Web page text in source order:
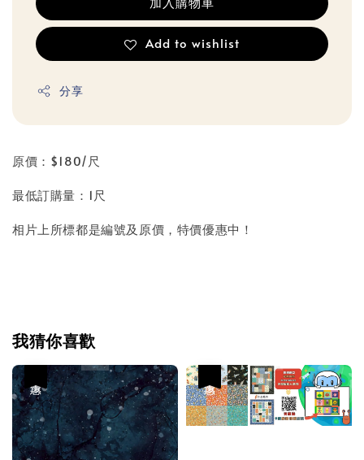
Add to wishlist
分享
原價：$180/尺
最低訂購量：1尺
相片上所標都是編號及原價，特價優惠中！
我猜你喜歡